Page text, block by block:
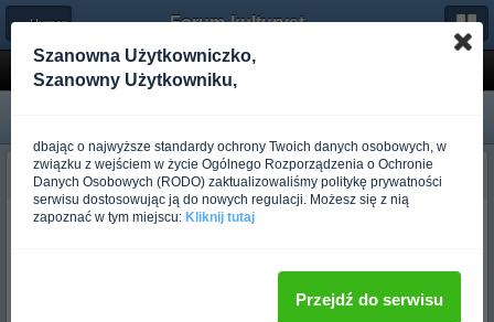
← Humor Forum-kulturystyka.pl
Cyber sex
Basi0r
Ponad rok temu
bloodninja: Zakładam mój płaszcz i kapelusz czarodzieja.
wyskakuję z majtek, tylko dla ciebie, bloodninja.
Szanowna Użytkowniczko,
Szanowny Użytkowniku,
dbając o najwyższe standardy ochrony Twoich danych osobowych, w
związku z wejściem w życie Ogólnego Rozporządzenia o Ochronie
Danych Osobowych (RODO) zaktualizowaliśmy politykę prywatności
serwisu dostosowując ją do nowych regulacji. Możesz się z nią
zapoznać w tym miejscu: Kliknij tutaj
Przejdź do serwisu